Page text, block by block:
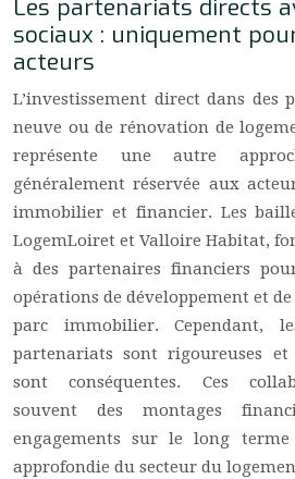
Les partenariats directs
sociaux : uniquement
acteurs
L’investissement direct dans des
neuve ou de rénovation de
représente une autre
généralement réservée aux
immobilier et financier. Les
LogemLoiret et Valloire Habitat,
à des partenaires financiers
opérations de développement et
parc immobilier. Cependant,
partenariats sont rigoureuses et
sont conséquentes. Ces
souvent des montages
engagements sur le long terme
approfondie du secteur du